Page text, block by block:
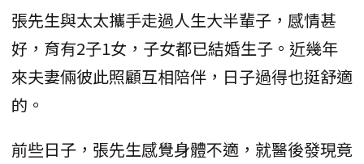
張先生與太太攜手走過人生大半輩子，感情甚
好，育有2子1女，子女都已結婚生子。近幾年
來夫妻倆彼此照顧互相陪伴，日子過得也挺舒適
的。
前些日子，張先生感覺身體不適，就醫後發現竟